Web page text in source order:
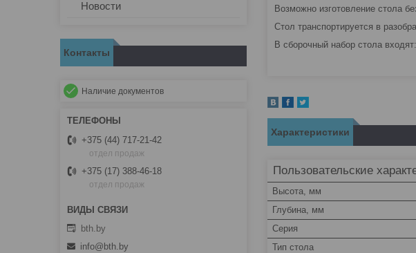
Возможно изготовление стола
Стол транспортируется в
В сборочный набор стола
Характеристики
Пользовательские
Высота, мм
Глубина, мм
Серия
Тип стола
Новости
Контакты
Наличие документов
+375 (44) 717-21-42
отдел продаж
+375 (17) 388-46-18
отдел продаж
bth.by
info@bth.by